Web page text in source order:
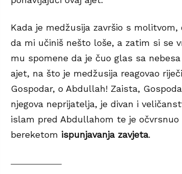
Kada je medžusija završio s
da mi učiniš nešto loše, a zatim si se
mu spomene da je čuo glas sa
ajet, na što je medžusija reagovao
Gospodar, o Abdullah! Zaista,
njegova neprijatelja, je divan i
islam pred Abdullahom te je očvrsnuo
bereketom ispunjavanja zavjeta.